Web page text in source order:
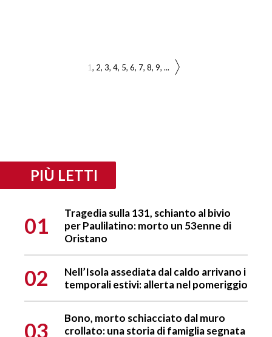
1 2 3 4 5 6 7 8 9 ...
PIÙ LETTI
01
Tragedia sulla 131, schianto al bivio
per Paulilatino: morto un 53enne di
Oristano
02
Nell’Isola assediata dal caldo arrivano i
temporali estivi: allerta nel pomeriggio
03
Bono, morto schiacciato dal muro
crollato: una storia di famiglia segnata